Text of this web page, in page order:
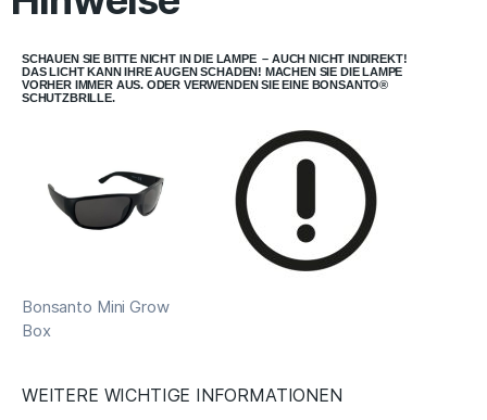
SCHAUEN SIE BITTE NICHT IN DIE LAMPE – AUCH NICHT INDIREKT!
DAS LICHT KANN IHRE AUGEN SCHADEN! MACHEN SIE DIE LAMPE
VORHER IMMER AUS. ODER VERWENDEN SIE EINE BONSANTO®
SCHUTZBRILLE.
Bonsanto Mini Grow
Box
WEITERE WICHTIGE INFORMATIONEN